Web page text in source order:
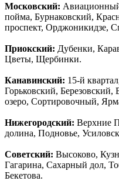
Московский:
пойма, Бурнаковский,
проспект, Орджоникидзе,
Приокский: Дубенки,
Цветы, Щербинки.
Канавинский: 15-й
Горьковский,
озеро, Сортировочный,
Нижегородский: Верхние
долина, Подновье,
Советский: Высоково,
Гагарина, Сахарный дол,
Бекетова.